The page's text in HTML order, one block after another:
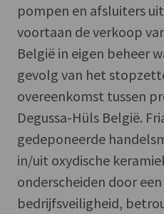
pompen en afsluiters
voortaan de verkoop
België in eigen beheer
gevolg van het
overeenkomst tussen
Degussa-Hüls België.
gedeponeerde
in/uit oxydische
onderscheiden door
bedrijfsveiligheid,